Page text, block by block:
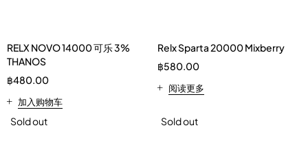
RELX NOVO 14000 可乐 3%
THANOS
฿480.00
加入购物车
Relx Sparta 20000 Mixberry
฿580.00
阅读更多
Sold out Sold out